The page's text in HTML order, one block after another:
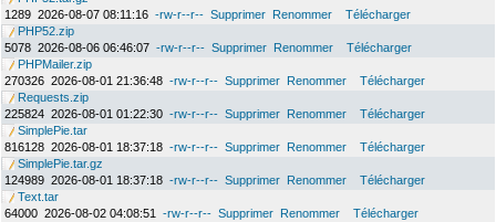
1289 2026-08-07 08:11:16 -rw-r--r-- Supprimer Renommer
Télécharger
PHP52.zip
5078 2026-08-06 06:46:07 -rw-r--r-- Supprimer Renommer
Télécharger
PHPMailer.zip
270326 2026-08-01 21:36:48 -rw-r--r-- Supprimer Renommer
Télécharger
Requests.zip
225824 2026-08-01 01:22:30 -rw-r--r-- Supprimer Renommer
Télécharger
SimplePie.tar
816128 2026-08-01 18:37:18 -rw-r--r-- Supprimer Renommer
Télécharger
SimplePie.tar.gz
124989 2026-08-01 18:37:18 -rw-r--r-- Supprimer Renommer
Télécharger
Text.tar
64000 2026-08-02 04:08:51 -rw-r--r-- Supprimer Renommer
Télécharger